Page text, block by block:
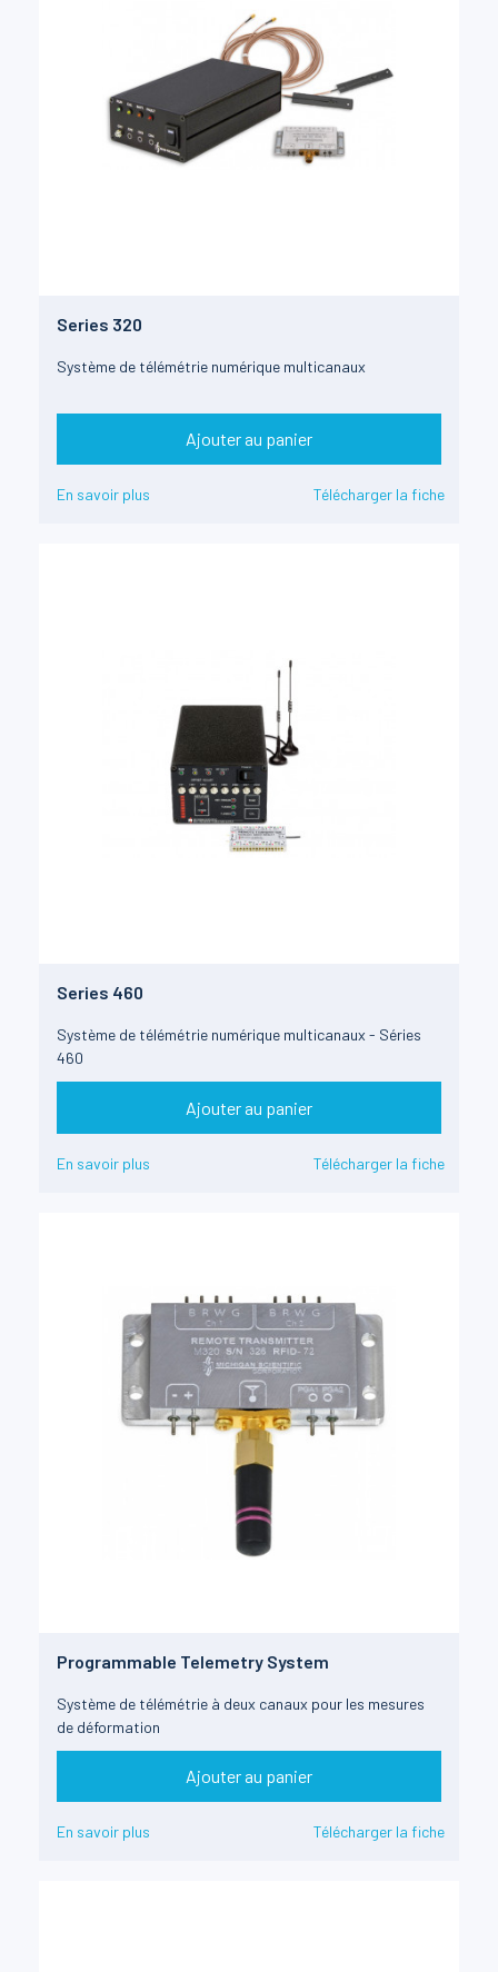
Series 320
Système de télémétrie numérique multicanaux
Ajouter au panier
En savoir plus Télécharger la fiche
Series 460
Système de télémétrie numérique multicanaux - Séries
460
Ajouter au panier
En savoir plus Télécharger la fiche
Programmable Telemetry System
Système de télémétrie à deux canaux pour les mesures
de déformation
Ajouter au panier
En savoir plus Télécharger la fiche